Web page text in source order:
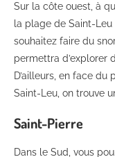
Sur la côte ouest, à
la plage de Saint-Leu
souhaitez faire du
permettra d’explorer
D’ailleurs, en face
Saint-Leu, on trouve
Saint-Pierre
Dans le Sud, vous